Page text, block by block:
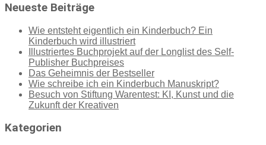
Neueste Beiträge
Wie entsteht eigentlich ein Kinderbuch? Ein
Kinderbuch wird illustriert
Illustriertes Buchprojekt auf der Longlist des Self-
Publisher Buchpreises
Das Geheimnis der Bestseller
Wie schreibe ich ein Kinderbuch Manuskript?
Besuch von Stiftung Warentest: KI, Kunst und die
Zukunft der Kreativen
Kategorien